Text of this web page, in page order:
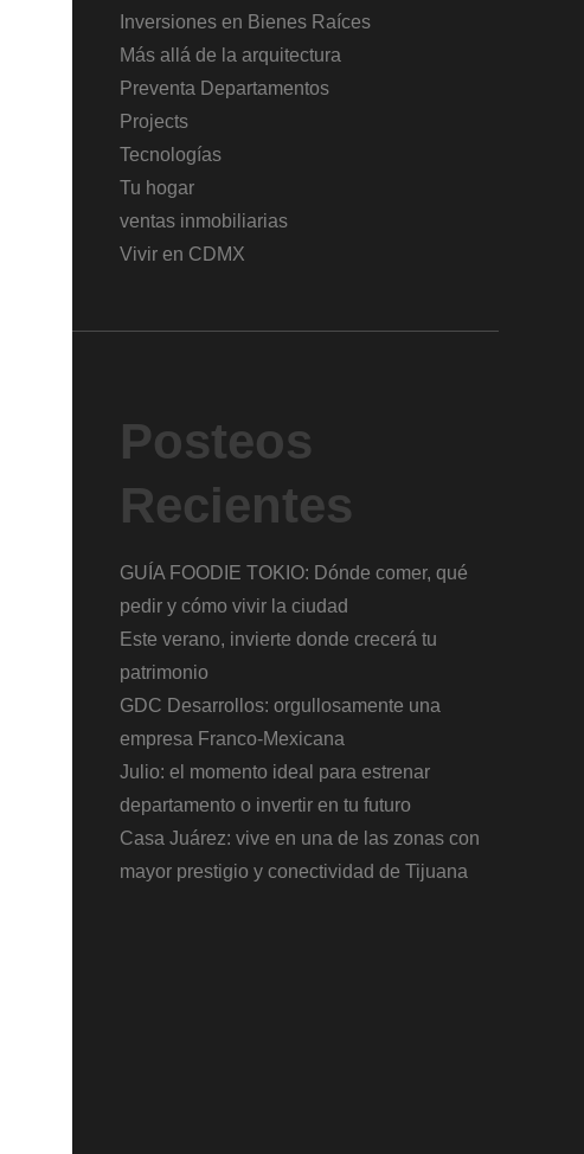
Inversiones en Bienes Raíces
Más allá de la arquitectura
Preventa Departamentos
Projects
Tecnologías
Tu hogar
ventas inmobiliarias
Vivir en CDMX
Posteos
Recientes
GUÍA FOODIE TOKIO: Dónde comer, qué
pedir y cómo vivir la ciudad
Este verano, invierte donde crecerá tu
patrimonio
GDC Desarrollos: orgullosamente una
empresa Franco-Mexicana
Julio: el momento ideal para estrenar
departamento o invertir en tu futuro
Casa Juárez: vive en una de las zonas con
mayor prestigio y conectividad de Tijuana